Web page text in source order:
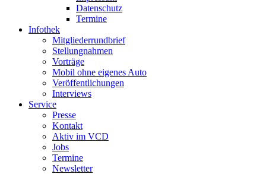
Datenschutz
Termine
Infothek
Mitgliederrundbrief
Stellungnahmen
Vorträge
Mobil ohne eigenes Auto
Veröffentlichungen
Interviews
Service
Presse
Kontakt
Aktiv im VCD
Jobs
Termine
Newsletter